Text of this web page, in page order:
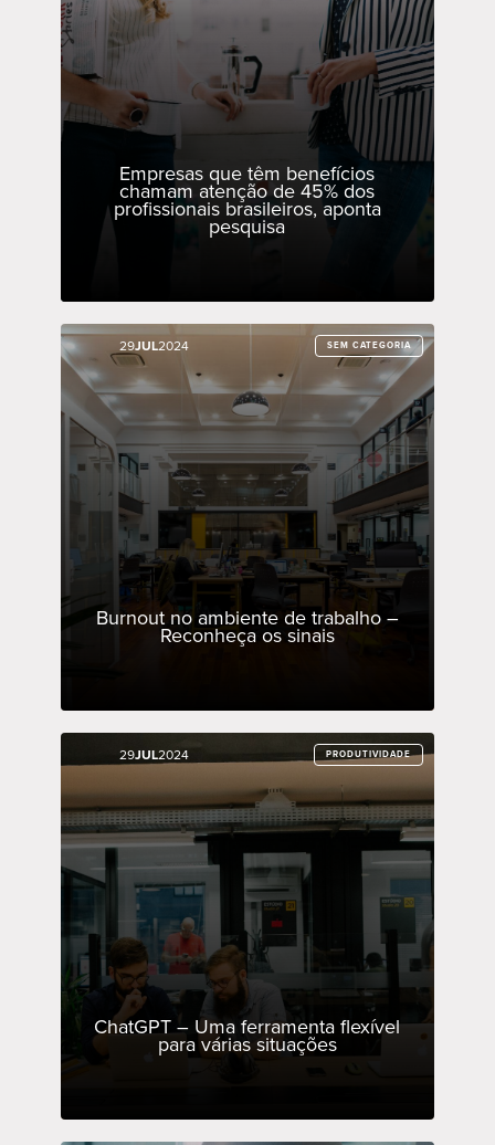
Empresas que têm benefícios
chamam atenção de 45% dos
profissionais brasileiros, aponta
pesquisa
29JUL2024 SEM CATEGORIA
Burnout no ambiente de trabalho –
Reconheça os sinais
29JUL2024 SEM CATEGORIA
29JUL2024 PRODUTIVIDADE
ChatGPT – Uma ferramenta flexível
para várias situações
29JUL2024 PRODUTIVIDADE